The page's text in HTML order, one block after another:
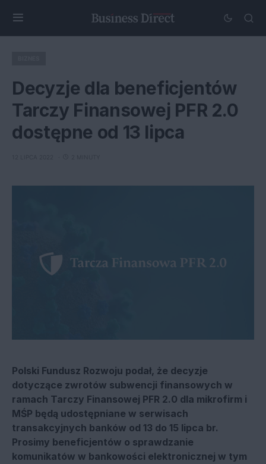
Decyzje dla beneficjentów
Tarczy Finansowej PFR 2.0
dostępne od 13 lipca
Polski Fundusz Rozwoju podał, że decyzje
dotyczące zwrotów subwencji finansowych w
ramach Tarczy Finansowej PFR 2.0 dla mikrofirm i
MŚP będą udostępniane w serwisach
transakcyjnych banków od 13 do 15 lipca br.
Prosimy beneficjentów o sprawdzanie
komunikatów w bankowości elektronicznej w tym